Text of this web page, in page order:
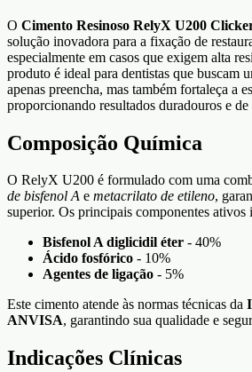
O Cimento Resinoso RelyX U200
solução inovadora para a fixação de
especialmente em casos que exigem alta
produto é ideal para dentistas que buscam
apenas preencha, mas também fortaleça a
proporcionando resultados duradouros e de
Composição Química
O RelyX U200 é formulado com uma
de bisfenol A e metacrilato de etileno,
superior. Os principais componentes ativos
Bisfenol A diglicidil éter - 40%
Ácido fosfórico - 10%
Agentes de ligação - 5%
Este cimento atende às normas técnicas da
ANVISA, garantindo sua qualidade e
Indicações Clínicas